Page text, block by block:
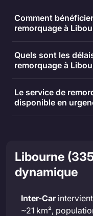
Comment
remorquage à
Quels sont les
remorquage à
Le service de
disponible en
Libourne
dynamique
Inter-Car
~21 km²,